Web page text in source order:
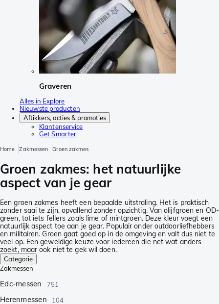
Graveren
Alles in Explore
Nieuwste producten
Aftikkers, acties & promoties
Klantenservice
Get Smarter
Home Zakmessen Groen zakmes
Groen zakmes: het natuurlijke
aspect van je gear
Een groen zakmes heeft een bepaalde uitstraling. Het is praktisch
zonder saai te zijn, opvallend zonder opzichtig. Van olijfgroen en OD-
green, tot iets fellers zoals lime of mintgroen. Deze kleur voegt een
natuurlijk aspect toe aan je gear. Populair onder outdoorliefhebbers
en militairen. Groen gaat goed op in de omgeving en valt dus niet te
veel op. Een geweldige keuze voor iedereen die net wat anders
zoekt, maar ook niet te gek wil doen.
Categorie
Zakmessen
Edc-messen 751
Herenmessen 104